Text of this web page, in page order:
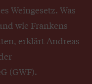
Weingesetz. Was
wie Frankens
erklärt Andreas
(GWF).